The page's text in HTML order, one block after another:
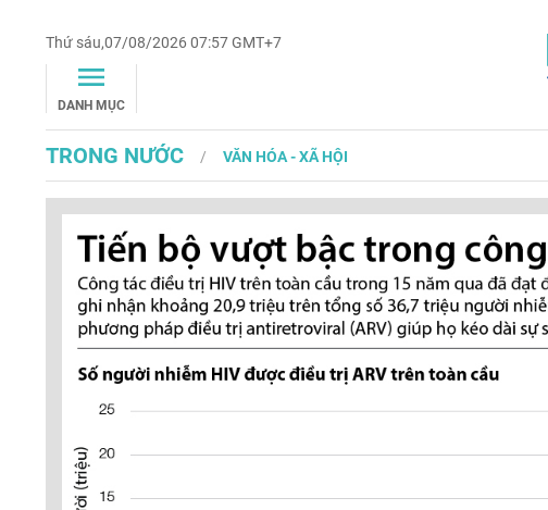
Thứ sáu,07/08/2026 07:57 GMT+7
DANH MỤC
TRONG NƯỚC VĂN HÓA - XÃ HỘI